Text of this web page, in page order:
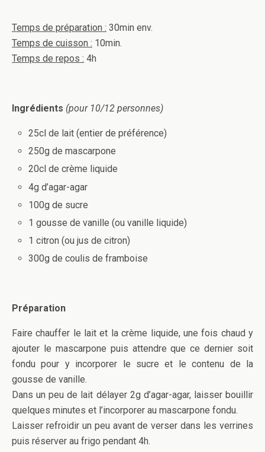
Temps de préparation : 30min env.
Temps de cuisson : 10min.
Temps de repos : 4h
Ingrédients (pour 10/12 personnes)
25cl de lait (entier de préférence)
250g de mascarpone
20cl de crème liquide
4g d’agar-agar
100g de sucre
1 gousse de vanille (ou vanille liquide)
1 citron (ou jus de citron)
300g de coulis de framboise
Préparation
Faire chauffer le lait et la crème liquide, une fois chaud y
ajouter le mascarpone puis attendre que ce dernier soit
fondu pour y incorporer le sucre et le contenu de la
gousse de vanille.
Dans un peu de lait délayer 2g d’agar-agar, laisser bouillir
quelques minutes et l’incorporer au mascarpone fondu.
Laisser refroidir un peu avant de verser dans les verrines
puis réserver au frigo pendant 4h.